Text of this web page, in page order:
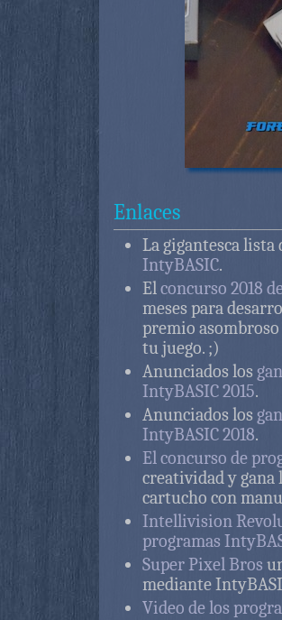
Enlaces
La gigantesca lista
IntyBASIC.
Elconcurso 2018
meses para
premio
tu juego. ;)
Anunciados los
IntyBASIC 2015.
Anunciados los
IntyBASIC 2018.
El concurso de
creatividad y gana
cartucho con
Intellivision
programas
Super Pixel Bros
mediante
Video de los